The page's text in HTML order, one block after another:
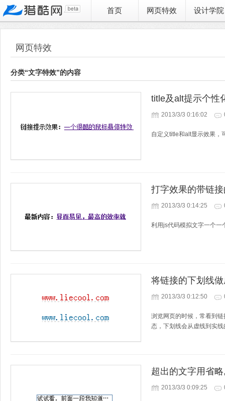
首页 网页特效 设计学院
网页特效
分类“文字特效”的内容
title及alt提示个性
2013/3/3 0:16:02
自定义title和alt显示效果，
打字效果的带链
2013/3/3 0:14:25
利用js代码模拟文字一个一
将链接的下划线
2013/3/3 0:12:50
浏览网页的时候，常看到
态，下划线会从虚线到实线
超出的文字用省
2013/3/3 0:09:25